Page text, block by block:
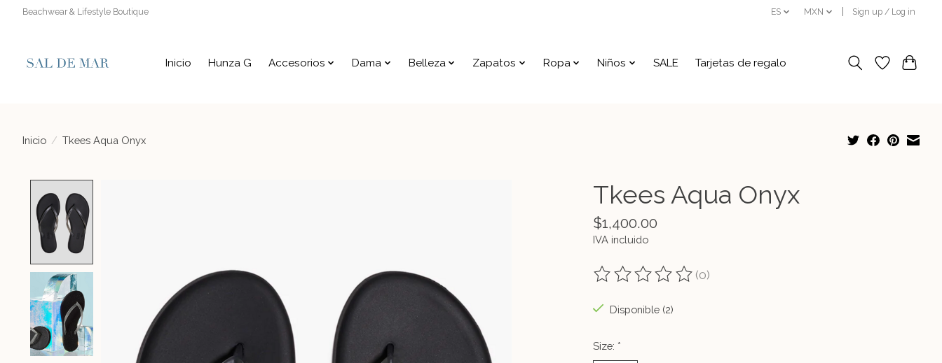
Beachwear & Lifestyle Boutique ES MXN Sign up / Log in
Inicio Hunza G Accesorios Dama Belleza Zapatos Ropa Niños SALE Tarjetas de regalo
Inicio / Tkees Aqua Onyx
Tkees Aqua Onyx
$1,400.00
IVA incluido
The rating of this product is
(0)
Disponible (2)
Size: *